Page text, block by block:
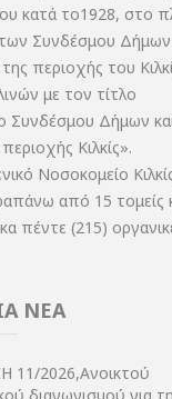
κατά το1928, στο
των Συνδέσμου Δήμων
περιοχής του
με τον τίτλο
Συνδέσμου Δήμων
Κιλκίς».
Νοσοκομείο
από 15 τομείς
πέντε (215)
ΝΕΑ
11/2026,Ανοικτού